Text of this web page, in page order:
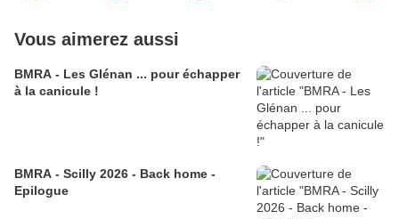
Vous aimerez aussi
BMRA - Les Glénan ... pour échapper
à la canicule !
BMRA - Scilly 2026 - Back home -
Epilogue